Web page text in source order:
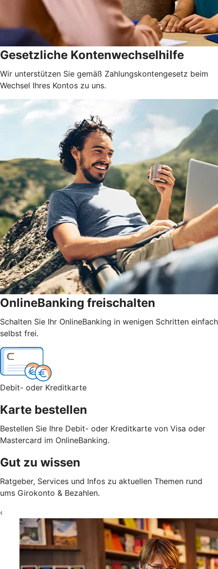
Gesetzliche Kontenwechselhilfe
Wir unterstützen Sie gemäß Zahlungskontengesetz beim
Wechsel Ihres Kontos zu uns.
OnlineBanking freischalten
Schalten Sie Ihr OnlineBanking in wenigen Schritten einfach
selbst frei.
Debit- oder Kreditkarte
Karte bestellen
Bestellen Sie Ihre Debit- oder Kreditkarte von Visa oder
Mastercard im OnlineBanking.
Gut zu wissen
Ratgeber, Services und Infos zu aktuellen Themen rund
ums Girokonto & Bezahlen.
‹